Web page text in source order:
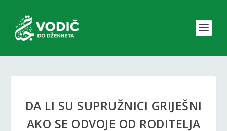
DA LI SU SUPRUŽNICI GRIJEŠNI
AKO SE ODVOJE OD RODITELJA